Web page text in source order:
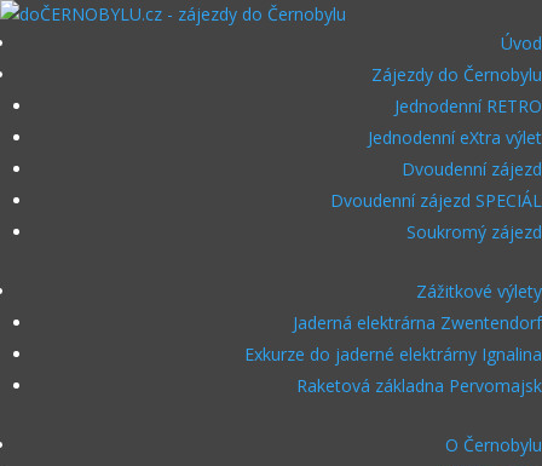
Úvod
Zájezdy do Černobylu
Jednodenní RETRO
Jednodenní eXtra výlet
Dvoudenní zájezd
Dvoudenní zájezd SPECIÁL
Soukromý zájezd
Zážitkové výlety
Jaderná elektrárna Zwentendorf
Exkurze do jaderné elektrárny Ignalina
Raketová základna Pervomajsk
O Černobylu